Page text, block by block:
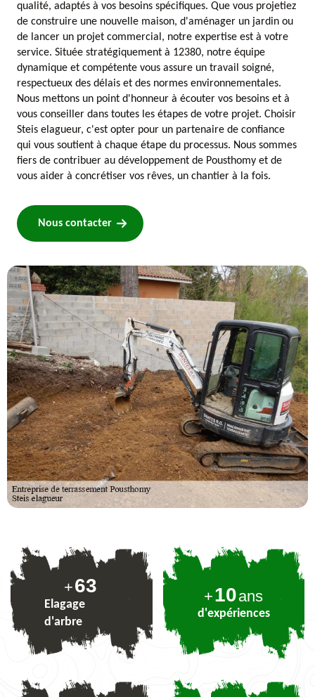
qualité, adaptés à vos besoins spécifiques. Que vous projetiez
de construire une nouvelle maison, d'aménager un jardin ou
de lancer un projet commercial, notre expertise est à votre
service. Située stratégiquement à 12380, notre équipe
dynamique et compétente vous assure un travail soigné,
respectueux des délais et des normes environnementales.
Nous mettons un point d'honneur à écouter vos besoins et à
vous conseiller dans toutes les étapes de votre projet. Choisir
Steis elagueur, c'est opter pour un partenaire de confiance
qui vous soutient à chaque étape du processus. Nous sommes
fiers de contribuer au développement de Pousthomy et de
vous aider à concrétiser vos rêves, un chantier à la fois.
Nous contacter
+78
Elagage
d'arbre
+10ans
d'expériences